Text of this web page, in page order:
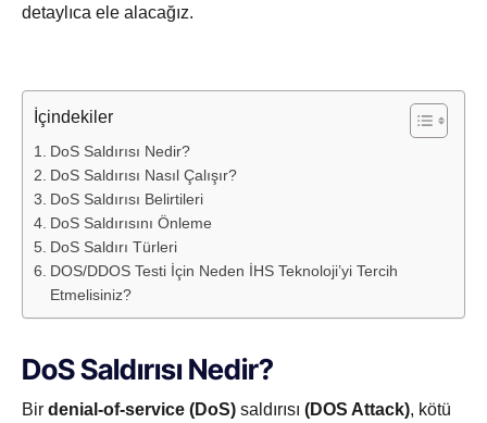
detaylıca ele alacağız.
İçindekiler
DoS Saldırısı Nedir?
DoS Saldırısı Nasıl Çalışır?
DoS Saldırısı Belirtileri
DoS Saldırısını Önleme
DoS Saldırı Türleri
DOS/DDOS Testi İçin Neden İHS Teknoloji’yi Tercih
Etmelisiniz?
DoS Saldırısı Nedir?
Bir denial-of-service (DoS) saldırısı (DOS Attack), kötü